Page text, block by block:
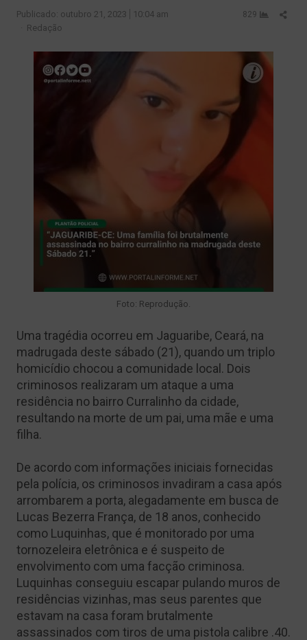
Publicado: outubro 21, 2023
10:04 am
Author
Redação
829
Foto: Reprodução.
Uma tragédia ocorreu em Jaguaribe, Ceará, na
madrugada deste sábado (21), quando um triplo
homicídio chocou a comunidade local. Dois
criminosos realizaram um ataque a uma
residência no bairro Curralinho da cidade,
resultando na morte de um pai, uma mãe e uma
filha.
De acordo com informações iniciais fornecidas
pela polícia, os criminosos invadiram a casa após
arrombarem a porta, alegadamente em busca de
Lucas Bezerra França, de 18 anos, conhecido
como Luquinhas, que é monitorado por uma
tornozeleira eletrônica e é suspeito de
envolvimento com uma facção criminosa.
Luquinhas conseguiu escapar pulando muros de
residências vizinhas, mas seus parentes que
estavam na casa foram brutalmente
assassinados com tiros de uma pistola calibre .40.